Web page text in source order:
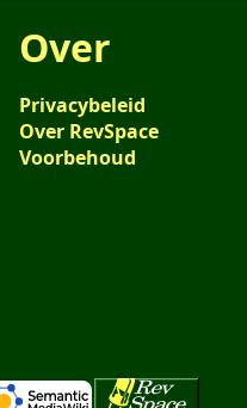
Over
Privacybeleid
Over RevSpace
Voorbehoud